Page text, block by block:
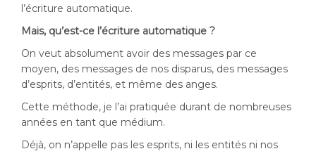
l’écriture automatique.
Mais, qu’est-ce l’écriture automatique ?
On veut absolument avoir des messages par ce
moyen, des messages de nos disparus, des messages
d’esprits, d’entités, et même des anges.
Cette méthode, je l’ai pratiquée durant de nombreuses
années en tant que médium.
Déjà, on n’appelle pas les esprits, ni les entités ni nos